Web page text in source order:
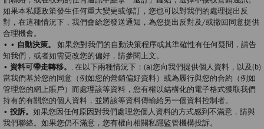
如果本私隱政策發生任何重大變更或修訂，您也可以對我們的處理提出反
對，在這種情況下，我們會給您發送通知，為您提出反對及/或撤回同意提供
合理機會。
• • 自動決策。
如果您對我們的自動決策程序或其準確性有任何疑問，請告
知我們，或者如需更改您的偏好，請參閱上文。
• 資料可帶走轉移。 . 在以下兩種情況下：(a)您向我們提供個人資料，以及(b)
當我們基於您的同意（例如您的營銷偏好資料）或為履行與您的合約（例如
管理您的網上賬戶）而處理該等資料，您有權以結構化的電子格式獲取我們
持有的有關您的個人資料，並將該等資料傳輸給另一個資料控制者。
• 投訴。 如果您因任何原因對我們處理您個人資料的方式感到不滿意，請與
我們聯絡。如果您仍不滿意，您有權向相關私隱監管機構投訴。